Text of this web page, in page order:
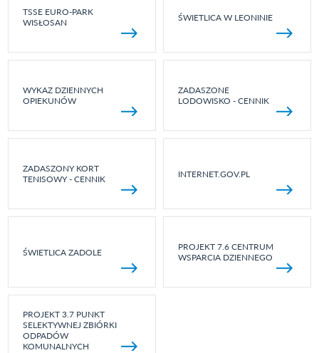
TSSE EURO-PARK
WISŁOSAN
ŚWIETLICA W LEONINIE
WYKAZ DZIENNYCH
OPIEKUNÓW
ZADASZONE
LODOWISKO - CENNIK
ZADASZONY KORT
TENISOWY - CENNIK
INTERNET.GOV.PL
ŚWIETLICA ZADOLE
PROJEKT 7.6 CENTRUM
WSPARCIA DZIENNEGO
PROJEKT 3.7 PUNKT
SELEKTYWNEJ ZBIÓRKI
ODPADÓW
KOMUNALNYCH